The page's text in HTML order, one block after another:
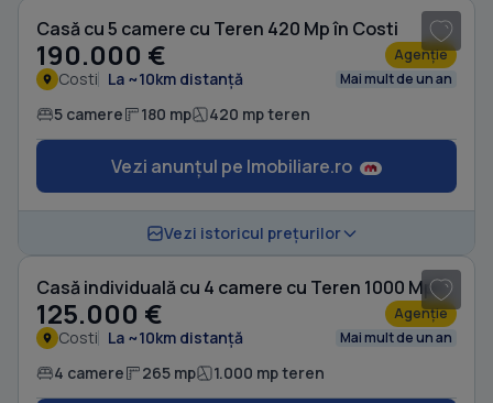
Casă cu 5 camere cu Teren 420 Mp în Costi
190.000 € Agenție
Costi La ~10km distanță Mai mult de un an
5 camere 180 mp 420 mp teren
Vezi anunțul pe Imobiliare.ro
Vezi istoricul prețurilor
Casă individuală cu 4 camere cu Teren 1000 Mp în Costi
125.000 € Agenție
Costi La ~10km distanță Mai mult de un an
4 camere 265 mp 1.000 mp teren